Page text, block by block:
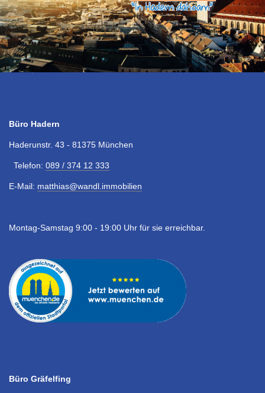
Büro Hadern
Haderunstr. 43 - 81375 München
Telefon: 089 / 374 12 333
E-Mail: matthias@wandl.immobilien
Montag-Samstag 9:00 - 19:00 Uhr für sie erreichbar.
Büro Gräfelfing